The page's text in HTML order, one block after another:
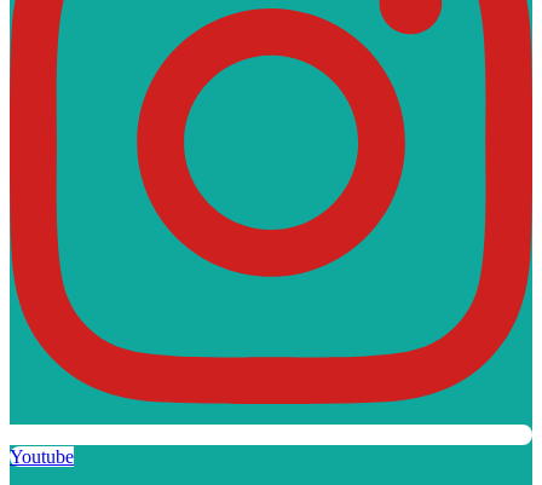
Youtube